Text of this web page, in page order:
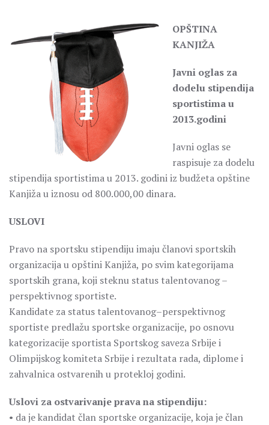
OPŠTINA
KANJIŽA
Javni oglas za
dodelu stipendija
sportistima u
2013.godini
Javni oglas se
raspisuje za dodelu
stipendija sportistima u 2013. godini iz budžeta opštine
Kanjiža u iznosu od 800.000,00 dinara.
USLOVI
Pravo na sportsku stipendiju imaju članovi sportskih
organizacija u opštini Kanjiža, po svim kategorijama
sportskih grana, koji steknu status talentovanog –
perspektivnog sportiste.
Kandidate za status talentovanog–perspektivnog
sportiste predlažu sportske organizacije, po osnovu
kategorizacije sportista Sportskog saveza Srbije i
Olimpijskog komiteta Srbije i rezultata rada, diplome i
zahvalnica ostvarenih u protekloj godini.
Uslovi za ostvarivanje prava na stipendiju:
• da je kandidat član sportske organizacije, koja je član